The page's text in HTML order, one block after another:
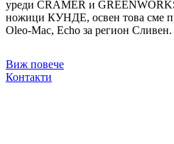
уреди CRAMER и
ножици КУНДЕ, освен това сме
Oleo-Mac, Echo за регион Сливен.
Виж повече
Контакти